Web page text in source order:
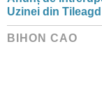
Uzinei din Tileagd
BIHON CAO